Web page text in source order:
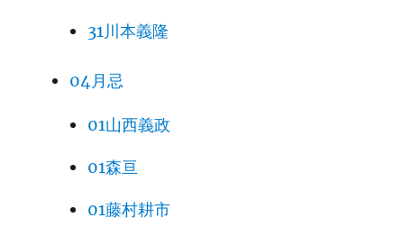
31川本義隆
04月忌
01山西義政
01森亘
01藤村耕市